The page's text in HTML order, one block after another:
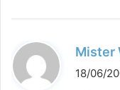
Mister
18/06/